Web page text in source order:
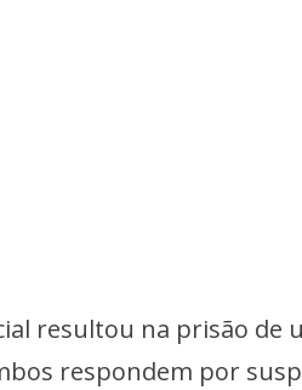
resultou na prisão de
respondem por